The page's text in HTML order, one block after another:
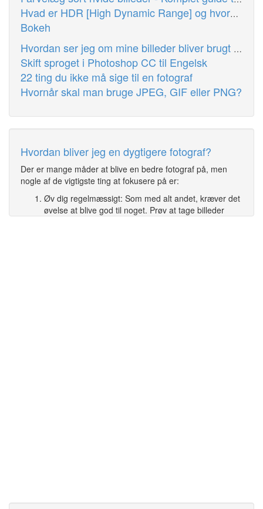
Hvad er HDR [High Dynamic Range] og hvordan laver jeg det?
Bokeh
Hvordan ser jeg om mine billeder bliver brugt af andre?
Skift sproget i Photoshop CC til Engelsk
22 ting du ikke må sige til en fotograf
Hvornår skal man bruge JPEG, GIF eller PNG?
Hvordan bliver jeg en dygtigere fotograf?
Der er mange måder at blive en bedre fotograf på, men
nogle af de vigtigste ting at fokusere på er:
Øv dig regelmæssigt: Som med alt andet, kræver det
øvelse at blive god til noget. Prøv at tage billeder
godt, og hvad der kan gøres bedre.